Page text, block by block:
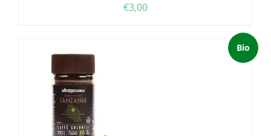
€3,00
Bio